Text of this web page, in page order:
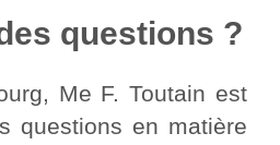
questions ?
Me F. Toutain est
questions en matière